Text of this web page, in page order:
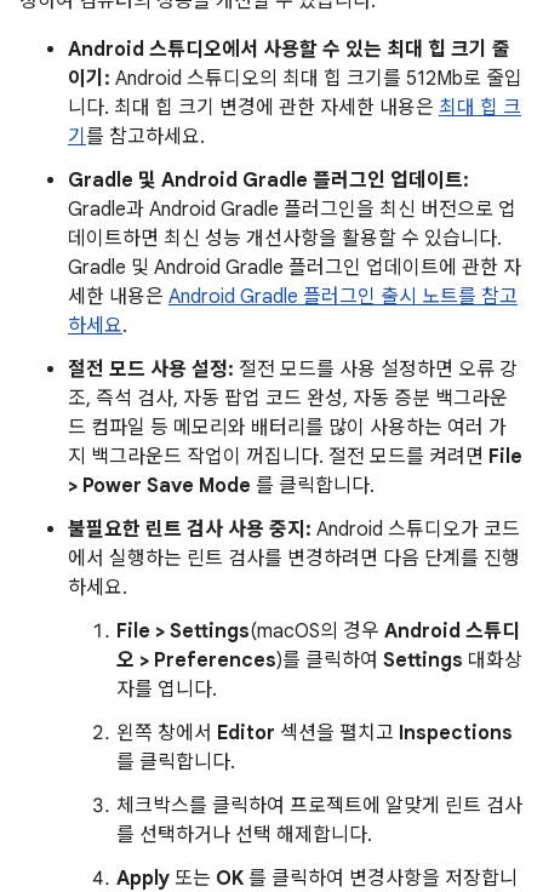
Android 스튜디오에서 사용할 수 있는 최대 힙 크기 줄
이기: Android 스튜디오의 최대 힙 크기를 512Mb로 줄입
니다. 최대 힙 크기 변경에 관한 자세한 내용은 최대 힙 크
기 를 참고하세요.
Gradle 및 Android Gradle 플러그인 업데이트:
Gradle과 Android Gradle 플러그인을 최신 버전으로 업
데이트하면 최신 성능 개선사항을 활용할 수 있습니다.
Gradle 및 Android Gradle 플러그인 업데이트에 관한 자
세한 내용은 Android Gradle 플러그인 출시 노트를 참고
하세요.
절전 모드 사용 설정: 절전 모드를 사용 설정하면 오류 강
조, 즉석 검사, 자동 팝업 코드 완성, 자동 증분 백그라운
드 컴파일 등 메모리와 배터리를 많이 사용하는 여러 가
지 백그라운드 작업이 꺼집니다. 절전 모드를 켜려면 File
> Power Save Mode 를 클릭합니다.
불필요한 린트 검사 사용 중지: Android 스튜디오가 코드
에서 실행하는 린트 검사를 변경하려면 다음 단계를 진행
하세요.
File > Settings(macOS의 경우 Android 스튜디
오 > Preferences)를 클릭하여 Settings 대화상
자를 엽니다.
왼쪽 창에서 Editor 섹션을 펼치고 Inspections
를 클릭합니다.
체크박스를 클릭하여 프로젝트에 알맞게 린트 검사
를 선택하거나 선택 해제합니다.
Apply 또는 OK 를 클릭하여 변경사항을 저장합니